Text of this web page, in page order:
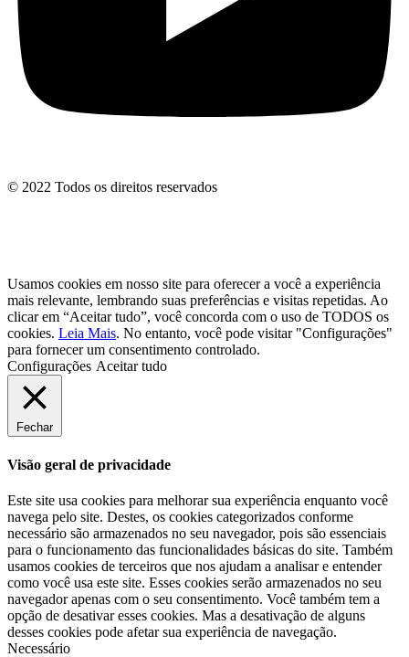
© 2022 Todos os direitos reservados
Usamos cookies em nosso site para oferecer a você a experiência
mais relevante, lembrando suas preferências e visitas repetidas. Ao
clicar em “Aceitar tudo”, você concorda com o uso de TODOS os
cookies. Leia Mais. No entanto, você pode visitar "Configurações"
para fornecer um consentimento controlado.
Configurações Aceitar tudo
Fechar
Visão geral de privacidade
Este site usa cookies para melhorar sua experiência enquanto você
navega pelo site. Destes, os cookies categorizados conforme
necessário são armazenados no seu navegador, pois são essenciais
para o funcionamento das funcionalidades básicas do site. Também
usamos cookies de terceiros que nos ajudam a analisar e entender
como você usa este site. Esses cookies serão armazenados no seu
navegador apenas com o seu consentimento. Você também tem a
opção de desativar esses cookies. Mas a desativação de alguns
desses cookies pode afetar sua experiência de navegação.
Necessário